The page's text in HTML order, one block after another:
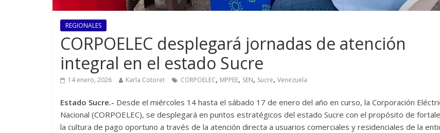
REGIONALES
CORPOELEC desplegará jornadas de atención
integral en el estado Sucre
14 enero, 2026 Karla Cotoret CORPOELEC, MPPEE, SEN, Sucre, Venezuela
Estado Sucre.- Desde el miércoles 14 hasta el sábado 17 de enero del año en curso, la Corporación
Nacional (CORPOELEC), se desplegará en puntos estratégicos del estado Sucre con el propósito de
la cultura de pago oportuno a través de la atención directa a usuarios comerciales y residenciales de la